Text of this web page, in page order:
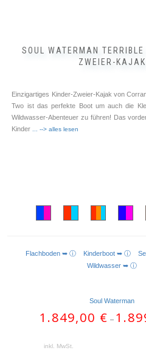
SOUL WATERMAN TERRIBLE
ZWEIER-KAJAK
Einzigartiges Kinder-Zweier-Kajak von
Two ist das perfekte Boot um auch die
Wildwasser-Abenteuer zu führen! Das
Kinder
... --> alles lesen
AUSFÜHRUNG
Flachboden ➥ ⓘ Kinderboot ➥ ⓘ
Wildwasser ➥ ⓘ
Soul Waterman
1.849,00 € –
inkl. MwSt.